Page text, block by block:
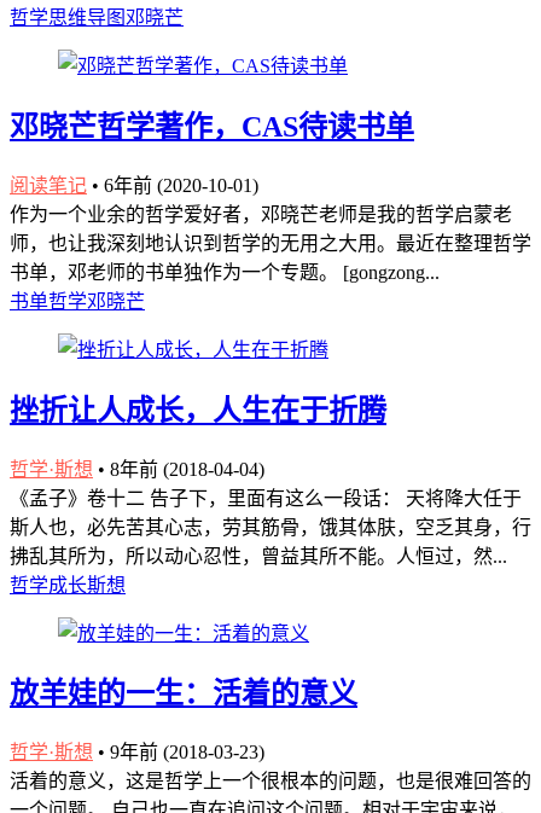
哲学思维导图 邓晓芒
邓晓芒哲学著作，CAS待读书单
阅读笔记 • 6年前 (2020-10-01)
作为一个业余的哲学爱好者，邓晓芒老师是我的哲学启蒙老
师，也让我深刻地认识到哲学的无用之大用。最近在整理哲学
书单，邓老师的书单独作为一个专题。 [gongzong...
书单哲学邓晓芒
挫折让人成长，人生在于折腾
哲学·斯想 • 8年前 (2018-04-04)
《孟子》卷十二 告子下，里面有这么一段话： 天将降大任于
斯人也，必先苦其心志，劳其筋骨，饿其体肤，空乏其身，行
拂乱其所为，所以动心忍性，曾益其所不能。人恒过，然...
哲学成长斯想
放羊娃的一生：活着的意义
哲学·斯想 • 9年前 (2018-03-23)
活着的意义，这是哲学上一个很根本的问题，也是很难回答的